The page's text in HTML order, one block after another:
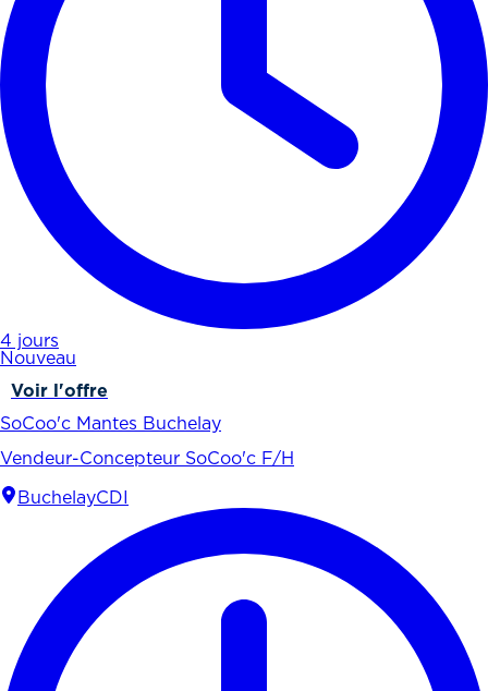
4 jours
Nouveau
Voir l'offre
SoCoo'c Mantes Buchelay
Vendeur-Concepteur SoCoo'c F/H
BuchelayCDI